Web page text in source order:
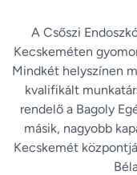
A Csőszi
Kecskeméten
Mindkét helyszínen
kvalifikált
rendelő a Bagoly
másik, nagyobb
Kecskemét